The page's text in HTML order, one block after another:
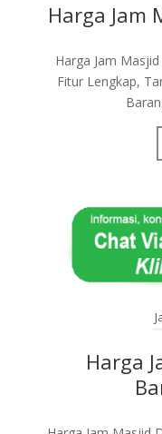
Harga Jam
Harga Jam
Fitur Lengkap,
Harga